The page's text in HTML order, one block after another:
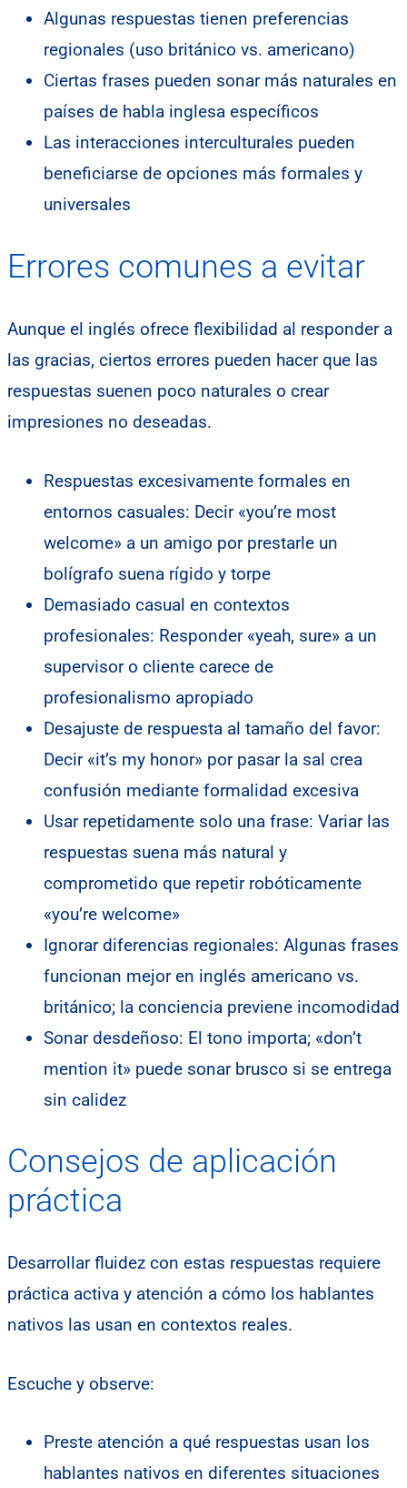
Algunas respuestas tienen preferencias
regionales (uso británico vs. americano)
Ciertas frases pueden sonar más naturales en
países de habla inglesa específicos
Las interacciones interculturales pueden
beneficiarse de opciones más formales y
universales
Errores comunes a evitar
Aunque el inglés ofrece flexibilidad al responder a
las gracias, ciertos errores pueden hacer que las
respuestas suenen poco naturales o crear
impresiones no deseadas.
Respuestas excesivamente formales en
entornos casuales: Decir «you’re most
welcome» a un amigo por prestarle un
bolígrafo suena rígido y torpe
Demasiado casual en contextos
profesionales: Responder «yeah, sure» a un
supervisor o cliente carece de
profesionalismo apropiado
Desajuste de respuesta al tamaño del favor:
Decir «it’s my honor» por pasar la sal crea
confusión mediante formalidad excesiva
Usar repetidamente solo una frase: Variar las
respuestas suena más natural y
comprometido que repetir robóticamente
«you’re welcome»
Ignorar diferencias regionales: Algunas frases
funcionan mejor en inglés americano vs.
británico; la conciencia previene incomodidad
Sonar desdeñoso: El tono importa; «don’t
mention it» puede sonar brusco si se entrega
sin calidez
Consejos de aplicación
práctica
Desarrollar fluidez con estas respuestas requiere
práctica activa y atención a cómo los hablantes
nativos las usan en contextos reales.
Escuche y observe:
Preste atención a qué respuestas usan los
hablantes nativos en diferentes situaciones